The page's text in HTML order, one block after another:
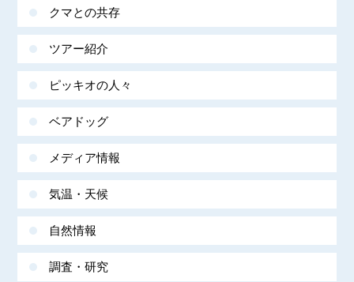
クマとの共存
ツアー紹介
ピッキオの人々
ベアドッグ
メディア情報
気温・天候
自然情報
調査・研究